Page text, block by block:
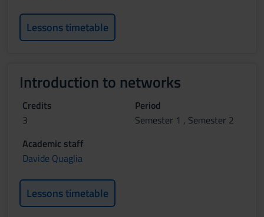
Lessons timetable
Introduction to networks
Credits
3
Period
Semester 1 , Semester 2
Academic staff
Davide Quaglia
Lessons timetable